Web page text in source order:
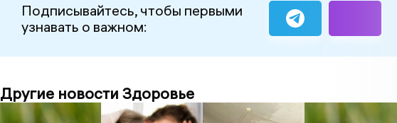
Подписывайтесь, чтобы первыми
узнавать о важном:
Другие новости Здоровье